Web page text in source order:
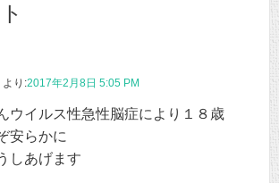
より:2017年2月8日 5:05 PM
ウイルス性急性脳症により１８歳
安らかに
しあげます